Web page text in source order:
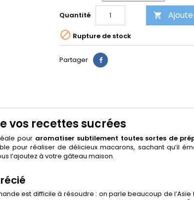
Quantité 
 Rupture de stock
Partager
vos recettes sucrées
pour aromatiser subtilement toutes sortes de
pour réaliser de délicieux macarons, sachant qu’il
l’ajoutez à votre gâteau maison.
est difficile à résoudre : on parle beaucoup de